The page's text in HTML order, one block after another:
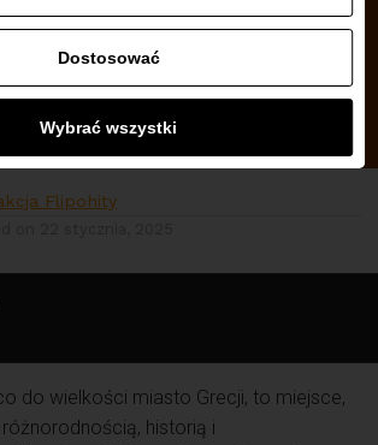
nowa trasa LOT z
loty od 639 zł
Flipohity
do wielkości miasto Grecji, to miejsce,
historią i
Dostosować
Wybrać wszystki